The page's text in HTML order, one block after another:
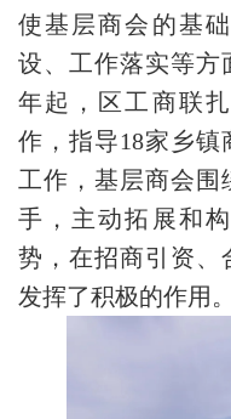
使基层商会的基
设、工作落实等方
年起，区工商联
作，指导18家乡镇
工作，基层商会围
手，主动拓展和
势，在招商引资、
发挥了积极的作用。